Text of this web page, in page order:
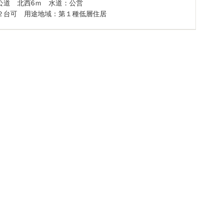
道 北西6ｍ 水道：公営
台可 用途地域：第１種低層住居